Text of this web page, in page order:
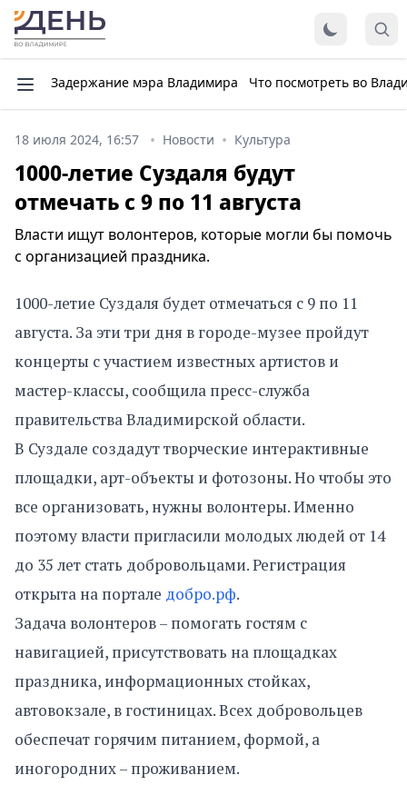
Задержание мэра Владимира Что посмотреть во
18 июля 2024, 16:57 Новости Культура
1000-летие Суздаля будут
отмечать с 9 по 11 августа
Власти ищут волонтеров, которые могли бы помочь
с организацией праздника.
1000-летие Суздаля будет отмечаться с 9 по 11
августа. За эти три дня в городе-музее пройдут
концерты с участием известных артистов и
мастер-классы, сообщила пресс-служба
правительства Владимирской области.
В Суздале создадут творческие интерактивные
площадки, арт-объекты и фотозоны. Но чтобы это
все организовать, нужны волонтеры. Именно
поэтому власти пригласили молодых людей от 14
до 35 лет стать добровольцами. Регистрация
открыта на портале добро.рф.
Задача волонтеров – помогать гостям с
навигацией, присутствовать на площадках
праздника, информационных стойках,
автовокзале, в гостиницах. Всех добровольцев
обеспечат горячим питанием, формой, а
иногородних – проживанием.